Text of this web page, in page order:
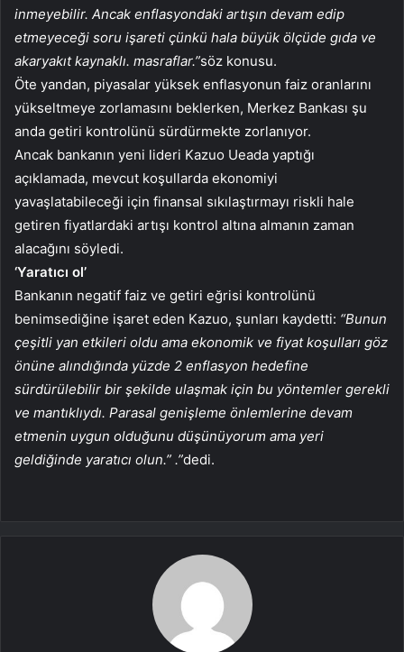
inmeyebilir. Ancak enflasyondaki artışın devam edip
etmeyeceği soru işareti çünkü hala büyük ölçüde gıda ve
akaryakıt kaynaklı. masraflar.”söz konusu.
Öte yandan, piyasalar yüksek enflasyonun faiz oranlarını
yükseltmeye zorlamasını beklerken, Merkez Bankası şu
anda getiri kontrolünü sürdürmekte zorlanıyor.
Ancak bankanın yeni lideri Kazuo Ueada yaptığı
açıklamada, mevcut koşullarda ekonomiyi
yavaşlatabileceği için finansal sıkılaştırmayı riskli hale
getiren fiyatlardaki artışı kontrol altına almanın zaman
alacağını söyledi.
‘Yaratıcı ol’
Bankanın negatif faiz ve getiri eğrisi kontrolünü
benimsediğine işaret eden Kazuo, şunları kaydetti: “Bunun
çeşitli yan etkileri oldu ama ekonomik ve fiyat koşulları göz
önüne alındığında yüzde 2 enflasyon hedefine
sürdürülebilir bir şekilde ulaşmak için bu yöntemler gerekli
ve mantıklıydı. Parasal genişleme önlemlerine devam
etmenin uygun olduğunu düşünüyorum ama yeri
geldiğinde yaratıcı olun.” .”dedi.